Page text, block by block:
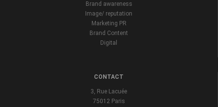
Brand awareness
Image/ reputation
Marketing PR
Brand Content
Digital
CONTACT
3, Rue Lacuée
75012 Paris